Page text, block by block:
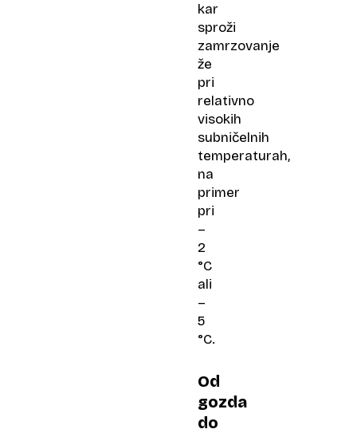
kar
sproži
zamrzovanje
že
pri
relativno
visokih
subničelnih
temperaturah,
na
primer
pri
–
2
°C
ali
–
5
°C.
Od
gozda
do